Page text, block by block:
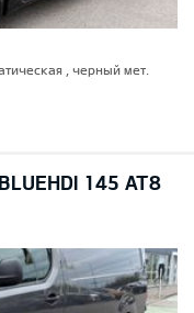
, черный мет.
145 AT8